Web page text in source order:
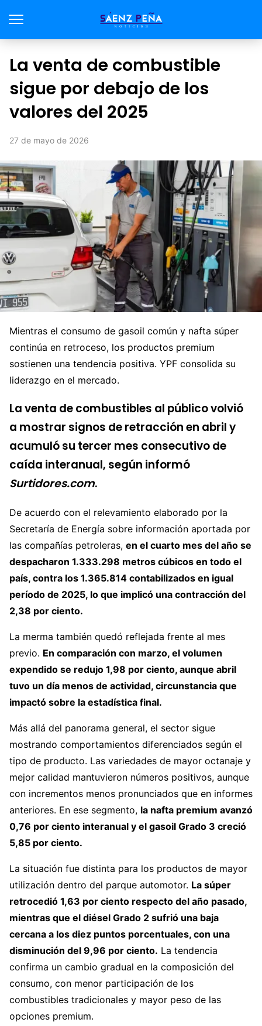
La venta de combustible
sigue por debajo de los
valores del 2025
27 de mayo de 2026
Mientras el consumo de gasoil común y nafta súper
continúa en retroceso, los productos premium
sostienen una tendencia positiva. YPF consolida su
liderazgo en el mercado.
La venta de combustibles al público volvió
a mostrar signos de retracción en abril y
acumuló su tercer mes consecutivo de
caída interanual, según informó
Surtidores.com.
De acuerdo con el relevamiento elaborado por la
Secretaría de Energía sobre información aportada por
las compañías petroleras, en el cuarto mes del año se
despacharon 1.333.298 metros cúbicos en todo el
país, contra los 1.365.814 contabilizados en igual
período de 2025, lo que implicó una contracción del
2,38 por ciento.
La merma también quedó reflejada frente al mes
previo. En comparación con marzo, el volumen
expendido se redujo 1,98 por ciento, aunque abril
tuvo un día menos de actividad, circunstancia que
impactó sobre la estadística final.
Más allá del panorama general, el sector sigue
mostrando comportamientos diferenciados según el
tipo de producto. Las variedades de mayor octanaje y
mejor calidad mantuvieron números positivos, aunque
con incrementos menos pronunciados que en informes
anteriores. En ese segmento, la nafta premium avanzó
0,76 por ciento interanual y el gasoil Grado 3 creció
5,85 por ciento.
La situación fue distinta para los productos de mayor
utilización dentro del parque automotor. La súper
retrocedió 1,63 por ciento respecto del año pasado,
mientras que el diésel Grado 2 sufrió una baja
cercana a los diez puntos porcentuales, con una
disminución del 9,96 por ciento. La tendencia
confirma un cambio gradual en la composición del
consumo, con menor participación de los
combustibles tradicionales y mayor peso de las
opciones premium.